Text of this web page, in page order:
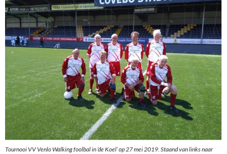
Tournooi VV Venlo Walking foolbal in ‘de Koel’ op 27 mei 2019. Staand van links naar